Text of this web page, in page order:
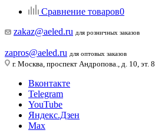
Сравнение товаров0
zakaz@aeled.ru для розничных заказов
zapros@aeled.ru для оптовых заказов
г. Москва, проспект Андропова., д. 10, эт. 8
Вконтакте
Telegram
YouTube
Яндекс.Дзен
Max